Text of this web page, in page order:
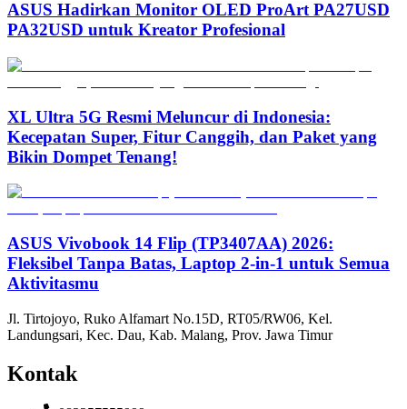
ASUS Hadirkan Monitor OLED ProArt PA27USD
PA32USD untuk Kreator Profesional
XL Ultra 5G Resmi Meluncur di Indonesia:
Kecepatan Super, Fitur Canggih, dan Paket yang
Bikin Dompet Tenang!
ASUS Vivobook 14 Flip (TP3407AA) 2026:
Fleksibel Tanpa Batas, Laptop 2-in-1 untuk Semua
Aktivitasmu
Jl. Tirtojoyo, Ruko Alfamart No.15D, RT05/RW06, Kel.
Landungsari, Kec. Dau, Kab. Malang, Prov. Jawa Timur
Kontak